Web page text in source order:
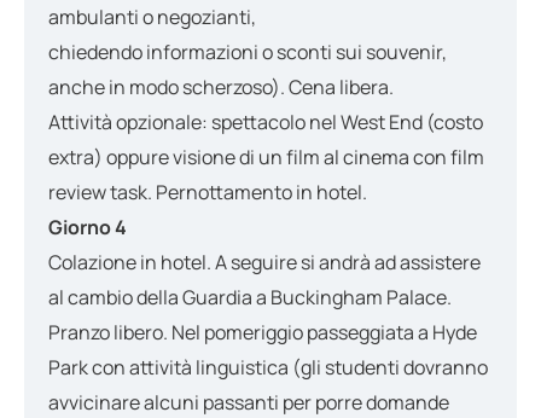
ambulanti o negozianti,
chiedendo informazioni o sconti sui souvenir,
anche in modo scherzoso). Cena libera.
Attività opzionale: spettacolo nel West End (costo
extra) oppure visione di un film al cinema con film
review task. Pernottamento in hotel.
Giorno 4
Colazione in hotel. A seguire si andrà ad assistere
al cambio della Guardia a Buckingham Palace.
Pranzo libero. Nel pomeriggio passeggiata a Hyde
Park con attività linguistica (gli studenti dovranno
avvicinare alcuni passanti per porre domande